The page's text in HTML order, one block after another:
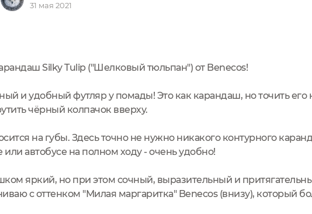
31 мая 2021
Silky Tulip ("Шелковый тюльпан") от Benecos!
и удобный футляр у помады! Это как карандаш, но точить его
чёрный колпачок вверху.
на губы. Здесь точно не нужно никакого контурного
автобусе на полном ходу - очень удобно!
яркий, но при этом сочный, выразительный и
с оттенком "Милая маргаритка" Benecos (внизу), который